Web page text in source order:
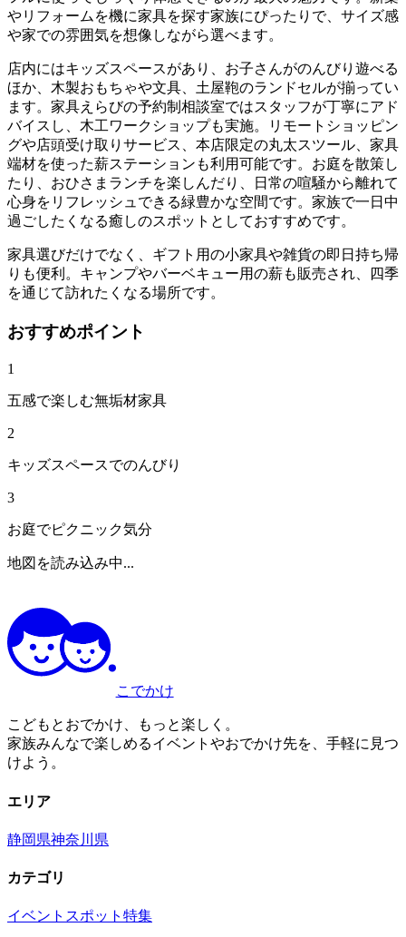
やリフォームを機に家具を探す家族にぴったりで、サイズ感
や家での雰囲気を想像しながら選べます。
店内にはキッズスペースがあり、お子さんがのんびり遊べる
ほか、木製おもちゃや文具、土屋鞄のランドセルが揃ってい
ます。家具えらびの予約制相談室ではスタッフが丁寧にアド
バイスし、木工ワークショップも実施。リモートショッピン
グや店頭受け取りサービス、本店限定の丸太スツール、家具
端材を使った薪ステーションも利用可能です。お庭を散策し
たり、おひさまランチを楽しんだり、日常の喧騒から離れて
心身をリフレッシュできる緑豊かな空間です。家族で一日中
過ごしたくなる癒しのスポットとしておすすめです。
家具選びだけでなく、ギフト用の小家具や雑貨の即日持ち帰
りも便利。キャンプやバーベキュー用の薪も販売され、四季
を通じて訪れたくなる場所です。
おすすめポイント
1
五感で楽しむ無垢材家具
2
キッズスペースでのんびり
3
お庭でピクニック気分
地図を読み込み中...
こでかけ
こどもとおでかけ、もっと楽しく。
家族みんなで楽しめるイベントやおでかけ先を、手軽に見つ
けよう。
エリア
静岡県神奈川県
カテゴリ
イベント スポット 特集